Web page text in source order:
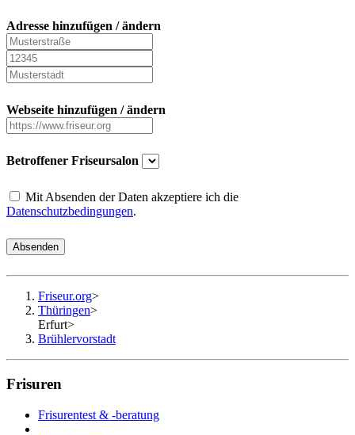
Adresse hinzufügen / ändern
Webseite hinzufügen / ändern
Betroffener Friseursalon
Mit Absenden der Daten akzeptiere ich die
Datenschutzbedingungen.
Absenden
Friseur.org>
Thüringen>
Erfurt>
Brühlervorstadt
Frisuren
Frisurentest & -beratung